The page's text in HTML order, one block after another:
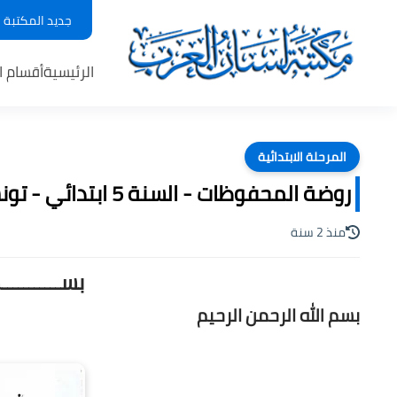
جديد المكتبة
الرئيسيةأقسام
المرحلة الابتدائية
روضة المحفوظات - السنة 5 ابتدائي - تونس ، pdf
منذ 2 سنة
بسم الله الرحمن الرحيم